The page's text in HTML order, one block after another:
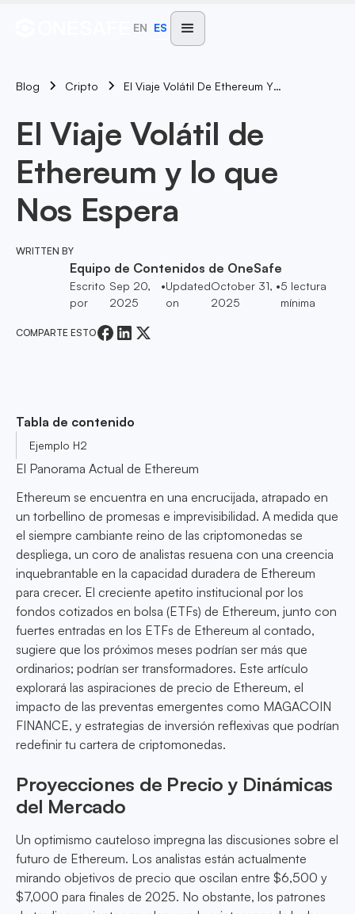
EN ES
Blog Cripto El Viaje Volátil De Ethereum Y Lo Que Nos Espera
El Viaje Volátil de
Ethereum y lo que
Nos Espera
WRITTEN BY
Equipo de Contenidos de OneSafe
Escrito
por
Sep 20,
2025
•Updated
on
October 31,
2025
•5 lectura
mínima
COMPARTE ESTO
Tabla de contenido
Ejemplo H2
El Panorama Actual de Ethereum
Ethereum se encuentra en una encrucijada, atrapado en
un torbellino de promesas e imprevisibilidad. A medida que
el siempre cambiante reino de las criptomonedas se
despliega, un coro de analistas resuena con una creencia
inquebrantable en la capacidad duradera de Ethereum
para crecer. El creciente apetito institucional por los
fondos cotizados en bolsa (ETFs) de Ethereum, junto con
fuertes entradas en los ETFs de Ethereum al contado,
sugiere que los próximos meses podrían ser más que
ordinarios; podrían ser transformadores. Este artículo
explorará las aspiraciones de precio de Ethereum, el
impacto de las preventas emergentes como MAGACOIN
FINANCE, y estrategias de inversión reflexivas que podrían
redefinir tu cartera de criptomonedas.
Proyecciones de Precio y Dinámicas
del Mercado
Un optimismo cauteloso impregna las discusiones sobre el
futuro de Ethereum. Los analistas están actualmente
mirando objetivos de precio que oscilan entre $6,500 y
$7,000 para finales de 2025. No obstante, los patrones